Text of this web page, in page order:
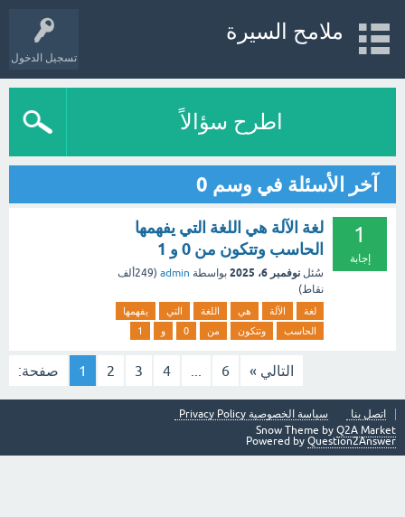
تسجيل الدخول
ملامح السيرة
اطرح سؤالاً
آخر الأسئلة في وسم 0
1
إجابة
لغة الآلة هي اللغة التي يفهمها
الحاسب وتتكون من 0 و 1
سُئل نوفمبر 6، 2025 بواسطة admin
(249ألف
نقاط)
لغة الآلة هي اللغة التي
يفهمها
الحاسب
وتتكون من 0 و 1
صفحة: 1 2 3 4 6 التالي »
اتصل بنا
سياسة الخصوصية Privacy Policy
Snow Theme by Q2A Market
Powered by Question2Answer